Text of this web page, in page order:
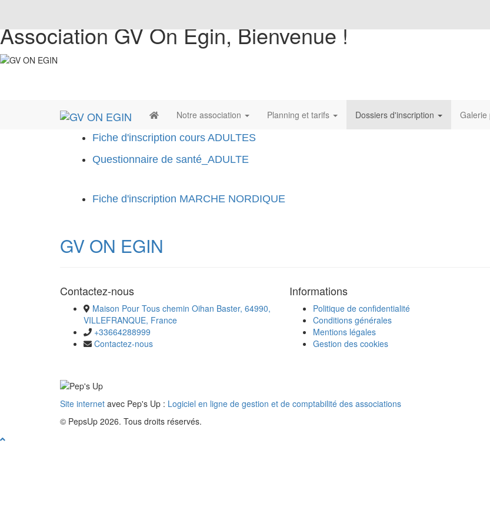
Association GV On Egin, Bienvenue !
Notre association Planning et tarifs Dossiers d'inscription Galerie
Fiche d'inscription cours ADULTES
Questionnaire de santé_ADULTE
Fiche d'inscription MARCHE NORDIQUE
GV ON EGIN
Contactez-nous
Maison Pour Tous chemin Oihan Baster, 64990,
VILLEFRANQUE, France
+33664288999
Contactez-nous
Informations
Politique de confidentialité
Conditions générales
Mentions légales
Gestion des cookies
Site internet avec Pep's Up : Logiciel en ligne de gestion et de comptabilité des associations
© PepsUp 2026. Tous droits réservés.